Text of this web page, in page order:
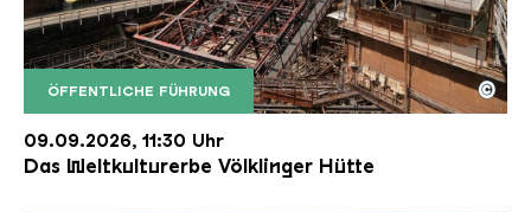
ÖFFENTLICHE FÜHRUNG
Der Erzschrägaufzug der Völklinger Hütte mit
Copyright: Weltkulturerbe Völklinger Hütte | Karl
©
09.09.2026, 11:30 Uhr
Das Weltkulturerbe Völklinger Hütte